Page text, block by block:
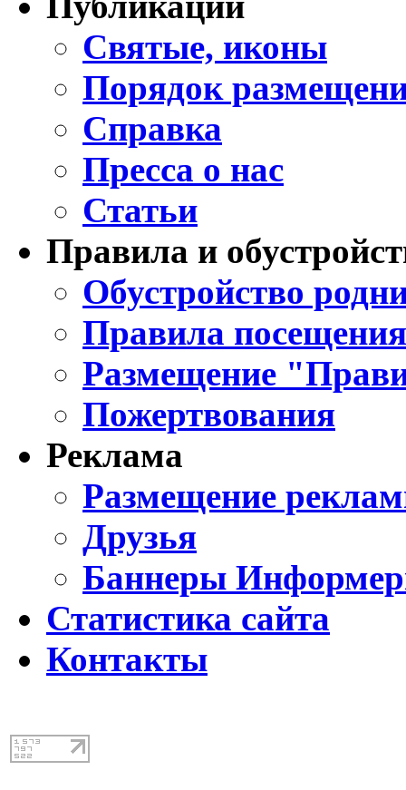
Святые, иконы
Порядок
Справка
Пресса о нас
Статьи
Правила и
Обустройство
Правила
Размещение
Пожертвования
Реклама
Размещение
Друзья
Баннеры
Статистика сайта
Контакты